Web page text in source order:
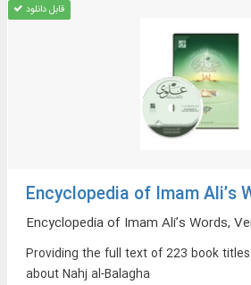
قابل دانلود
Encyclopedia of Imam Ali’s
Encyclopedia of Imam Ali’s Words,
Providing the full text of 223 book
about Nahj al-Balagha